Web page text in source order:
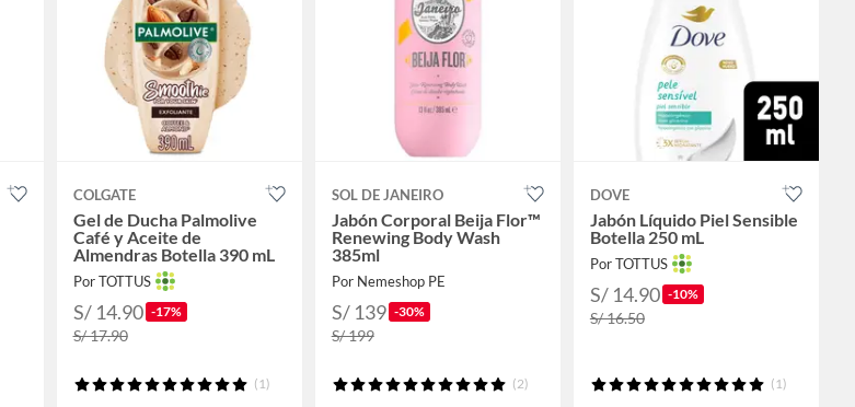
COLGATE
Gel de Ducha Palmolive
Café y Aceite de
Almendras Botella 390 mL
Por TOTTUS
S/ 14.90 -17%
S/ 17.90
(1)
SOL DE JANEIRO
Jabón Corporal Beija Flor™
Renewing Body Wash
385ml
Por Nemeshop PE
S/ 139 -30%
S/ 199
(2)
DOVE
Jabón Líquido Piel Sensible
Botella 250 mL
Por TOTTUS
S/ 14.90 -10%
S/ 16.50
(1)